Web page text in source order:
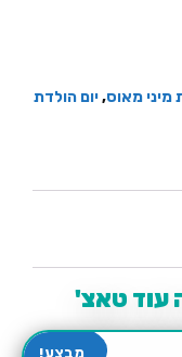
מיני מאוס,יום הולדת
עוד טאצ'
מבצע!